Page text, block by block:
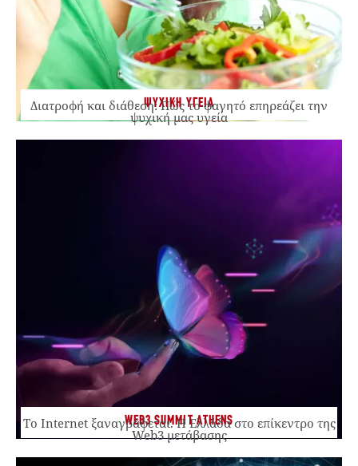
ΨΥΧΙΚΗ ΥΓΕΙΑ
Διατροφή και διάθεση: Πώς το φαγητό επηρεάζει την
ψυχική μας υγεία
WEB3 SUMMIT ATHENS
Το Internet ξαναγράφεται. Η Ελλάδα στο επίκεντρο της
Web3 μετάβασης